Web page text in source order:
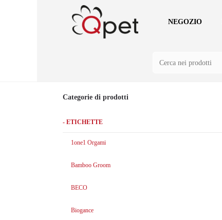
NEGOZIO
Categorie di prodotti
- ETICHETTE
1one1 Orgami
Bamboo Groom
BECO
Biogance